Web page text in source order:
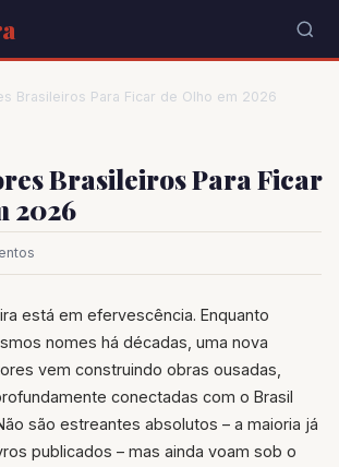
Brasileiros Para Ficar de Olho em 2026
Brasileiros Para Ficar
2026
está em efervescência. Enquanto
nomes há décadas, uma nova
vem construindo obras ousadas,
conectadas com o Brasil
são estreantes absolutos – a maioria já
publicados – mas ainda voam sob o